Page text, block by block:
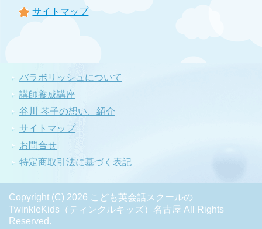
サイトマップ
バラボリッシュについて
講師養成講座
谷川 琴子の想い、紹介
サイトマップ
お問合せ
特定商取引法に基づく表記
Copyright (C) 2026 こども英会話スクールの
TwinkleKids（ティンクルキッズ）名古屋 All Rights
Reserved.